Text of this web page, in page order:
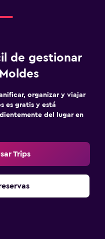
de gestionar
organizar y viajar
es gratis y está
del lugar en
Trips